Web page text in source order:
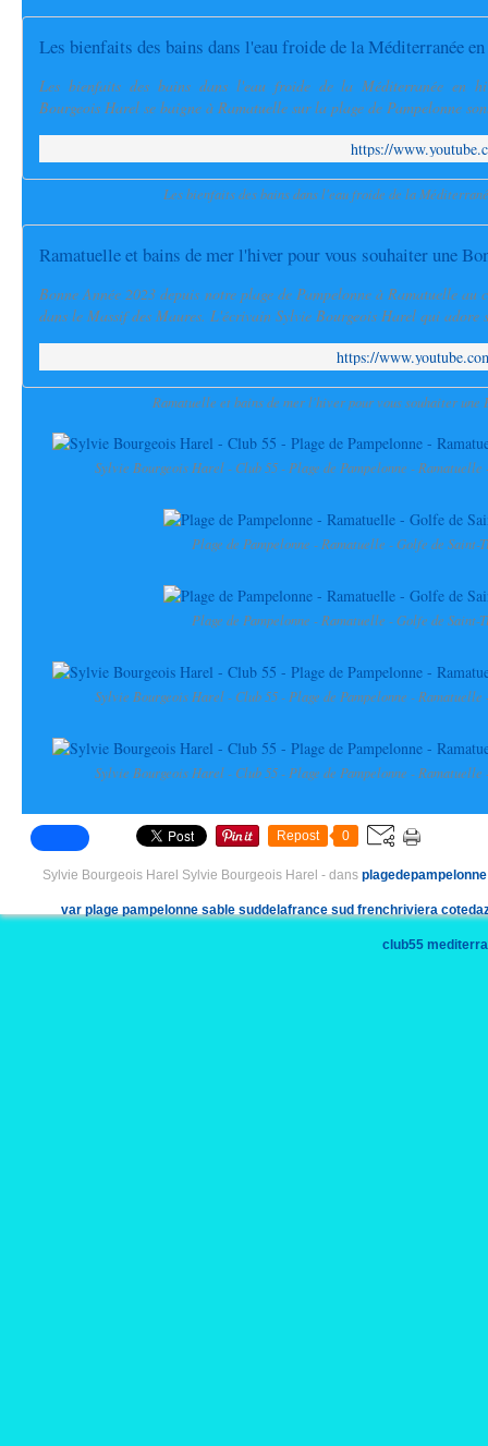
Les bienfaits des bains dans l'eau froide de la Méditerranée
Les bienfaits des bains dans l'eau froide de la Méditerranée en
Bourgeois Harel se baigne à Ramatuelle sur la plage de Pampelonne
https://
Les bienfaits des bains dans l'eau froide de la
Ramatuelle et bains de mer l'hiver pour vous souhaiter une
Bonne Année 2023 depuis notre plage de Pampelonne à Ramatuelle au
dans le Massif des Maures. L'écrivain Sylvie Bourgeois Harel qui adore
https://
Ramatuelle et bains de mer l'hiver pour vous souhaiter une
Sylvie Bourgeois Harel - Club 55 - Plage de Pampelonne - Ramatuelle
Plage de Pampelonne - Ramatuelle - Golfe de Saint-
Plage de Pampelonne - Ramatuelle - Golfe de Saint-
Sylvie Bourgeois Harel - Club 55 - Plage de Pampelonne - Ramatuelle
Sylvie Bourgeois Harel - Club 55 - Plage de Pampelonne - Ramatuelle
Repost 0
Sylvie Bourgeois Harel Sylvie Bourgeois Harel - dans plagedepampelonne
var plage pampelonne sable suddelafrance sud frenchriviera
club55